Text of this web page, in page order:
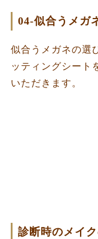
04-似合うメガ
似合うメガネの選
ッティングシート
いただきます。
診断時のメイ